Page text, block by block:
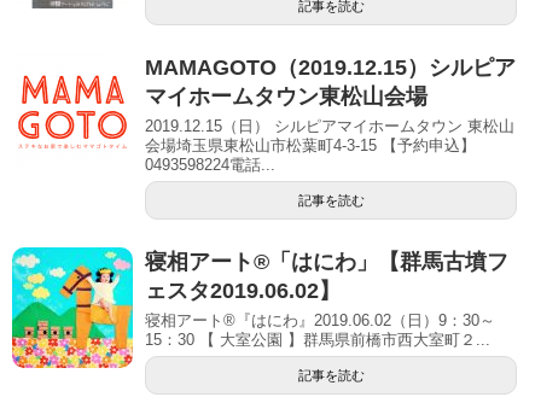
記事を読む
MAMAGOTO（2019.12.15）シルピア
マイホームタウン東松山会場
2019.12.15（日） シルピアマイホームタウン 東松山
会場埼玉県東松山市松葉町4-3-15 【予約申込】
0493598224電話...
記事を読む
寝相アート®「はにわ」【群馬古墳フ
ェスタ2019.06.02】
寝相アート®『はにわ』2019.06.02（日）9：30～
15：30 【 大室公園 】群馬県前橋市西大室町２...
記事を読む